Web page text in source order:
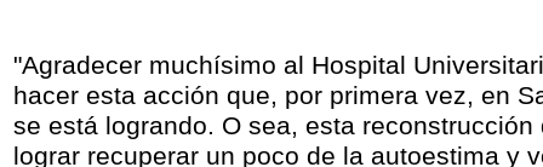
"Agradecer muchísimo al Hospital
hacer esta acción que, por primera vez, en
se está logrando. O sea, esta reconstrucción
lograr recuperar un poco de la autoestima y